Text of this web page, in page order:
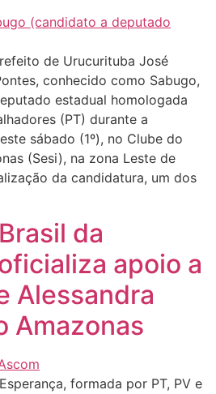
de Urucurituba José
conhecido como Sabugo,
estadual homologada
(PT) durante a
sábado (1º), no Clube do
(Sesi), na zona Leste de
da candidatura, um dos
da
apoio a
Alessandra
Amazonas
formada por PT, PV e